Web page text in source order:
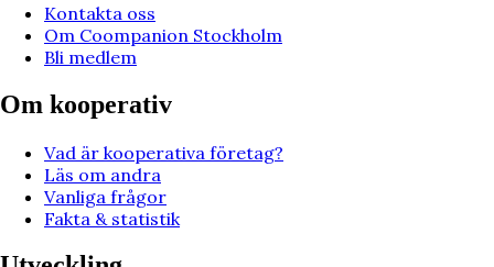
Kontakta oss
Om Coompanion Stockholm
Bli medlem
Om kooperativ
Vad är kooperativa företag?
Läs om andra
Vanliga frågor
Fakta & statistik